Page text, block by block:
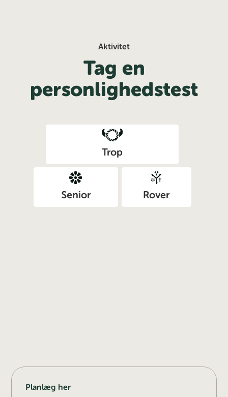
Aktivitet
Tag en
personlighedstest
Trop
Senior Rover
Planlæg her